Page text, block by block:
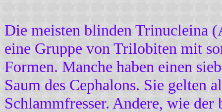
Die meisten blinden Trinucleina
eine Gruppe von Trilobiten mit
Formen. Manche haben einen
Saum des Cephalons. Sie gelten
Schlammfresser. Andere, wie der